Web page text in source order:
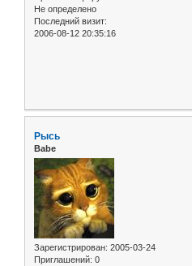
Не определено
Последний визит:
2006-08-12 20:35:16
Рысь
Babe
Зарегистрирован: 2005-03-24
Приглашений: 0